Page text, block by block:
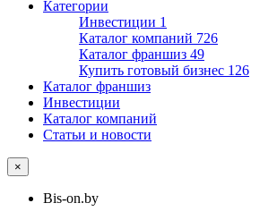
Категории
Инвестиции 1
Каталог компаний 726
Каталог франшиз 49
Купить готовый бизнес 126
Каталог франшиз
Инвестиции
Каталог компаний
Статьи и новости
×
Bis-on.by